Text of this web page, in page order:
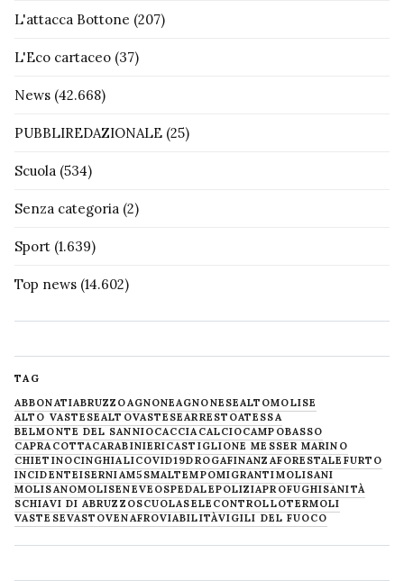
L'attacca Bottone (207)
L'Eco cartaceo (37)
News (42.668)
PUBBLIREDAZIONALE (25)
Scuola (534)
Senza categoria (2)
Sport (1.639)
Top news (14.602)
TAG
ABBONATIABRUZZOAGNONEAGNONESEALTOMOLISE
ALTO VASTESEALTOVASTESEARRESTOATESSA
BELMONTE DEL SANNIOCACCIA CALCIOCAMPOBASSO
CAPRACOTTACARABINIERICASTIGLIONE MESSER MARINO
CHIETINOCINGHIALICOVID19DROGAFINANZAFORESTALE FURTO
INCIDENTEISERNIAM5SMALTEMPOMIGRANTIMOLISANI
MOLISANOMOLISENEVE OSPEDALEPOLIZIAPROFUGHISANITÀ
SCHIAVI DI ABRUZZOSCUOLASELECONTROLLOTERMOLI
VASTESEVASTOVENAFROVIABILITÀVIGILI DEL FUOCO